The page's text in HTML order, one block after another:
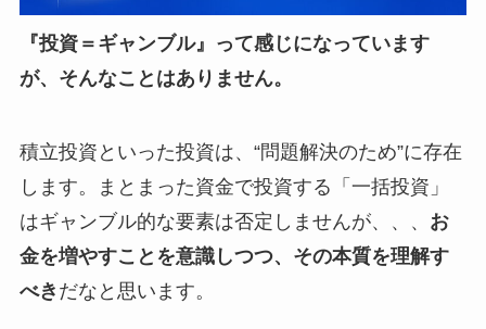
『投資＝ギャンブル』って感じになっています
が、そんなことはありません。
積立投資といった投資は、“問題解決のため”に存在
します。まとまった資金で投資する「一括投資」
はギャンブル的な要素は否定しませんが、、、 お
金を増やすことを意識しつつ、その本質を理解す
べき だなと思います。